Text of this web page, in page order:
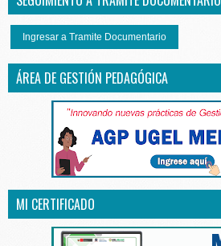
Ingresar a Tramite Documentario
ÁREA DE GESTIÓN PEDAGÓGICA
MI CERTIFICADO